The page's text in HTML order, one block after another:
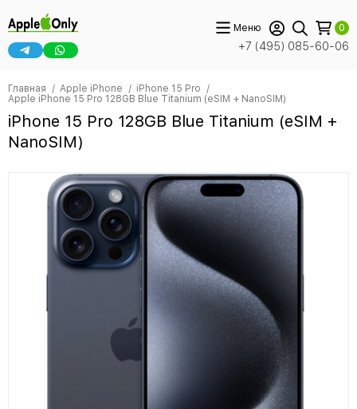
+7 (495) 085-60-06
Меню 0
Главная Apple iPhone
iPhone 15 Pro
Apple iPhone 15 Pro 128GB Blue Titanium (eSIM + NanoSIM)
iPhone 15 Pro 128GB Blue Titanium (eSIM +
NanoSIM)